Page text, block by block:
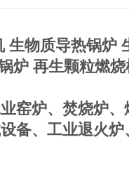
物质导热锅炉
炉 再生颗粒燃
窑炉、焚烧炉
备、工业退火炉